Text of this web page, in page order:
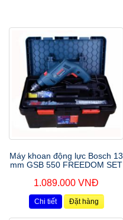
Máy khoan động lực Bosch 13
mm GSB 550 FREEDOM SET
1.089.000 VNĐ
Chi tiết Đặt hàng